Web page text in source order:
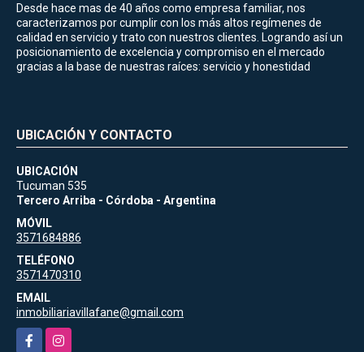
Desde hace mas de 40 años como empresa familiar, nos
caracterizamos por cumplir con los más altos regímenes de
calidad en servicio y trato con nuestros clientes. Logrando así un
posicionamiento de excelencia y compromiso en el mercado
gracias a la base de nuestras raíces: servicio y honestidad
UBICACIÓN Y CONTACTO
UBICACIÓN
Tucuman 535
Tercero Arriba - Córdoba - Argentina
MÓVIL
3571684886
TELÉFONO
3571470310
EMAIL
inmobiliariavillafane@gmail.com
FacebookInstagram